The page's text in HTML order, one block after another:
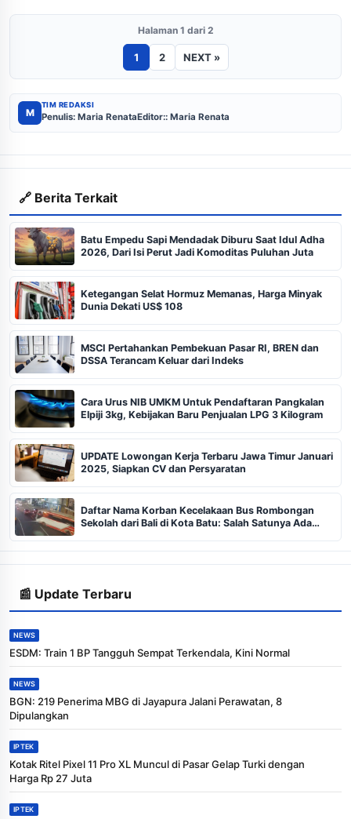
Halaman 1 dari 2
1 2 NEXT »
M
TIM REDAKSI
Penulis: Maria RenataEditor:: Maria Renata
🔗 Berita Terkait
Batu Empedu Sapi Mendadak Diburu Saat Idul Adha
2026, Dari Isi Perut Jadi Komoditas Puluhan Juta
Ketegangan Selat Hormuz Memanas, Harga Minyak
Dunia Dekati US$ 108
MSCI Pertahankan Pembekuan Pasar RI, BREN dan
DSSA Terancam Keluar dari Indeks
Cara Urus NIB UMKM Untuk Pendaftaran Pangkalan
Elpiji 3kg, Kebijakan Baru Penjualan LPG 3 Kilogram
UPDATE Lowongan Kerja Terbaru Jawa Timur Januari
2025, Siapkan CV dan Persyaratan
Daftar Nama Korban Kecelakaan Bus Rombongan
Sekolah dari Bali di Kota Batu: Salah Satunya Ada
📰 Update Terbaru
NEWS
ESDM: Train 1 BP Tangguh Sempat Terkendala, Kini Normal
NEWS
BGN: 219 Penerima MBG di Jayapura Jalani Perawatan, 8
Dipulangkan
IPTEK
Kotak Ritel Pixel 11 Pro XL Muncul di Pasar Gelap Turki dengan
Harga Rp 27 Juta
IPTEK